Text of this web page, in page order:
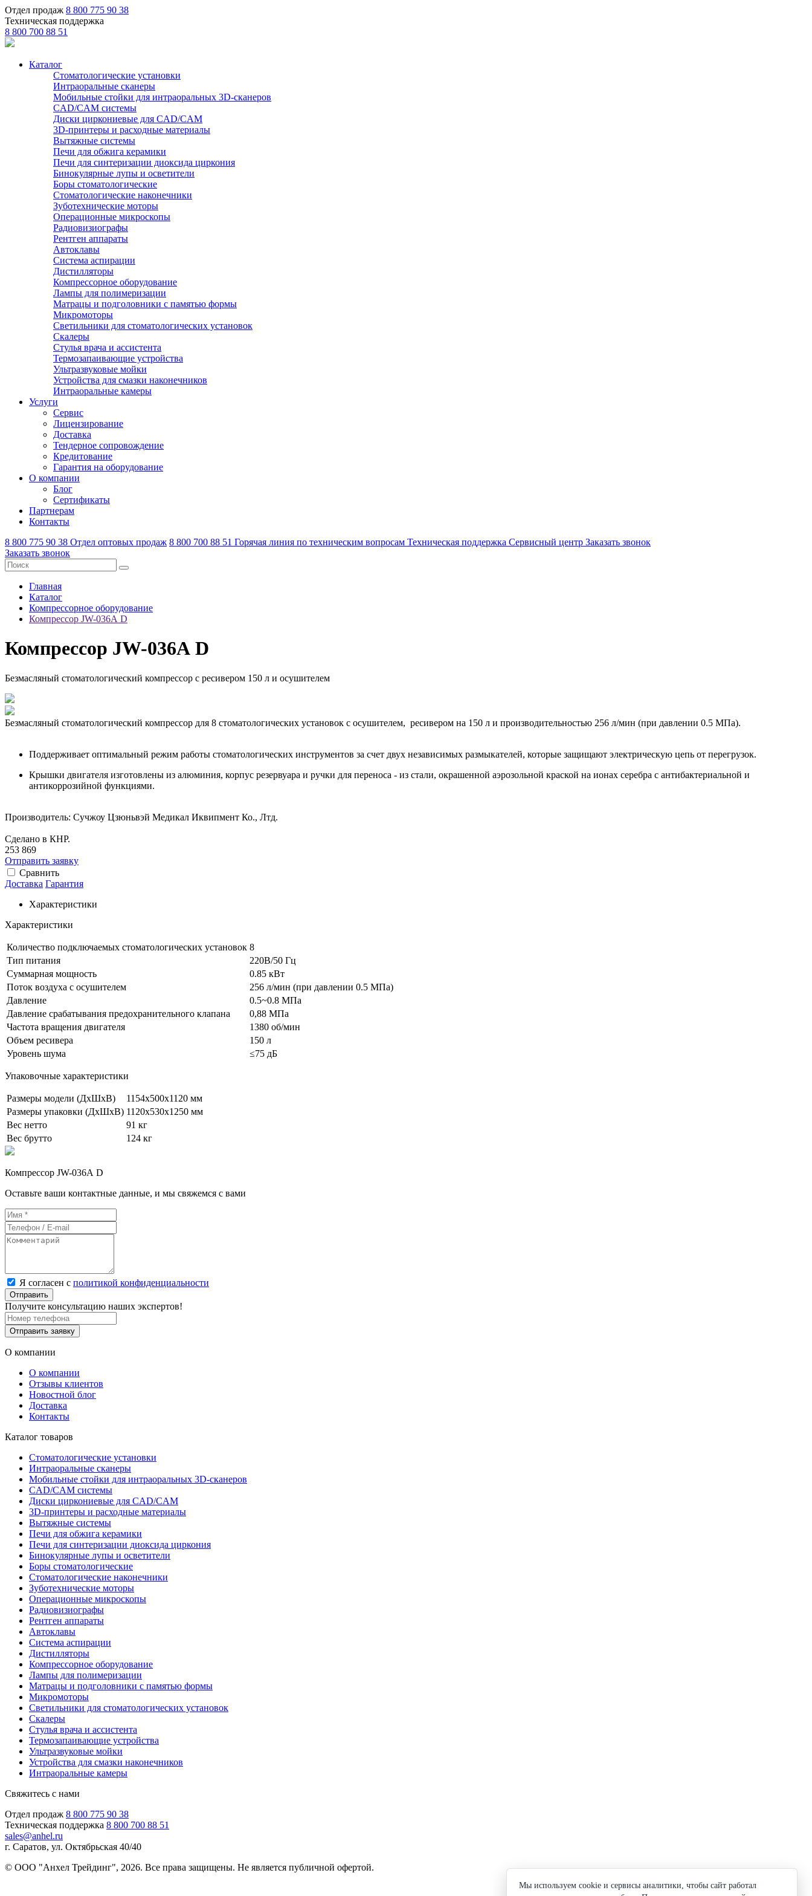
Отдел продаж 8 800 775 90 38
Техническая поддержка
8 800 700 88 51
Каталог
Стоматологические установки
Интраоральные сканеры
Мобильные стойки для интраоральных 3D-сканеров
CAD/CAM системы
Диски циркониевые для CAD/CAM
3D-принтеры и расходные материалы
Вытяжные системы
Печи для обжига керамики
Печи для синтеризации диоксида циркония
Бинокулярные лупы и осветители
Боры стоматологические
Стоматологические наконечники
Зуботехнические моторы
Операционные микроскопы
Радиовизиографы
Рентген аппараты
Автоклавы
Система аспирации
Дистилляторы
Компрессорное оборудование
Лампы для полимеризации
Матрацы и подголовники с памятью формы
Микромоторы
Светильники для стоматологических установок
Скалеры
Стулья врача и ассистента
Термозапаивающие устройства
Ультразвуковые мойки
Устройства для смазки наконечников
Интраоральные камеры
Услуги
Сервис
Лицензирование
Доставка
Тендерное сопровождение
Кредитование
Гарантия на оборудование
О компании
Блог
Сертификаты
Партнерам
Контакты
8 800 775 90 38 Отдел оптовых продаж 8 800 700 88 51 Горячая линия по техническим вопросам Техническая поддержка Сервисный центр Заказать звонок
Заказать звонок
Главная
Каталог
Компрессорное оборудование
Компрессор JW-036А D
Компрессор JW-036А D
Безмасляный стоматологический компрессор с ресивером 150 л и осушителем
Безмасляный стоматологический компрессор для 8 стоматологических установок с осушителем, ресивером на 150 л и производительностью 256 л/мин (при давлении 0.5 МПа).
Поддерживает оптимальный режим работы стоматологических инструментов за счет двух независимых размыкателей, которые защищают электрическую цепь от перегрузок.
Крышки двигателя изготовлены из алюминия, корпус резервуара и ручки для переноса - из стали, окрашенной аэрозольной краской на ионах серебра с антибактериальной и
антикоррозийной функциями.
Производитель: Сучжоу Цзюньвэй Медикал Иквипмент Ко., Лтд.
Сделано в КНР.
253 869
Отправить заявку
Сравнить
Доставка Гарантия
Характеристики
Характеристики
Количество подключаемых стоматологических установок 8
Тип питания
220В/50 Гц
Суммарная мощность
0.85 кВт
Поток воздуха с осушителем
256 л/мин (при давлении 0.5 МПа)
Давление
0.5~0.8 МПа
Давление срабатывания предохранительного клапана
0,88 МПа
Частота вращения двигателя
1380 об/мин
Объем ресивера
150 л
Уровень шума
≤75 дБ
Упаковочные характеристики
Размеры модели (ДхШхВ)
1154х500х1120 мм
Размеры упаковки (ДхШхВ) 1120х530х1250 мм
Вес нетто
91 кг
Вес брутто
124 кг
Компрессор JW-036А D
Оставьте ваши контактные данные, и мы свяжемся с вами
Я согласен с политикой конфиденциальности
Отправить
Получите консультацию наших экспертов!
Отправить заявку
О компании
О компании
Отзывы клиентов
Новостной блог
Доставка
Контакты
Каталог товаров
Стоматологические установки
Интраоральные сканеры
Мобильные стойки для интраоральных 3D-сканеров
CAD/CAM системы
Диски циркониевые для CAD/CAM
3D-принтеры и расходные материалы
Вытяжные системы
Печи для обжига керамики
Печи для синтеризации диоксида циркония
Бинокулярные лупы и осветители
Боры стоматологические
Стоматологические наконечники
Зуботехнические моторы
Операционные микроскопы
Радиовизиографы
Рентген аппараты
Автоклавы
Система аспирации
Дистилляторы
Компрессорное оборудование
Лампы для полимеризации
Матрацы и подголовники с памятью формы
Микромоторы
Светильники для стоматологических установок
Скалеры
Стулья врача и ассистента
Термозапаивающие устройства
Ультразвуковые мойки
Устройства для смазки наконечников
Интраоральные камеры
Свяжитесь с нами
Отдел продаж 8 800 775 90 38
Техническая поддержка 8 800 700 88 51
sales@anhel.ru
г. Саратов, ул. Октябрьская 40/40
© ООО "Анхел Трейдинг", 2026. Все права защищены. Не является публичной офертой.
Мы используем cookie и сервисы аналитики, чтобы сайт работал